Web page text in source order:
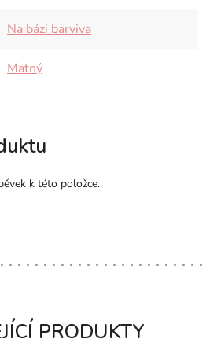
PRODUKTY
Na bázi barviva
Matný
k této položce.